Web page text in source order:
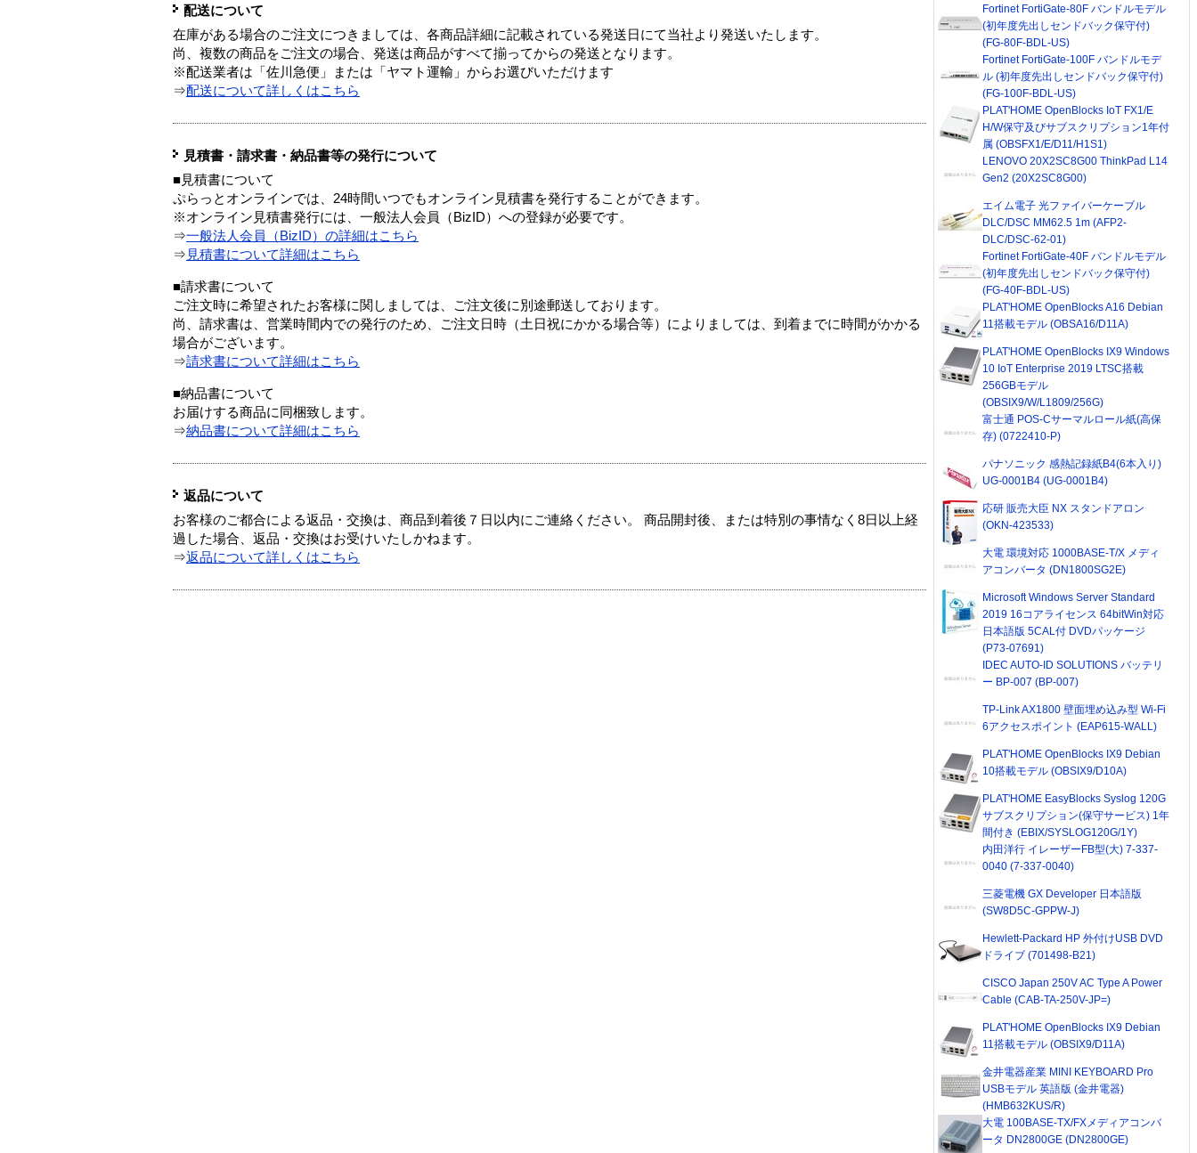
配送について
在庫がある場合のご注文につきましては、各商品詳細に記載されている発送日にて当社より発送いたします。
尚、複数の商品をご注文の場合、発送は商品がすべて揃ってからの発送となります。
※配送業者は「佐川急便」または「ヤマト運輸」からお選びいただけます
⇒配送について詳しくはこちら
見積書・請求書・納品書等の発行について
■見積書について
ぷらっとオンラインでは、24時間いつでもオンライン見積書を発行することができます。
※オンライン見積書発行には、一般法人会員（BizID）への登録が必要です。
⇒一般法人会員（BizID）の詳細はこちら
⇒ 見積書について詳細はこちら
■請求書について
ご注文時に希望されたお客様に関しましては、ご注文後に別途郵送しております。
尚、請求書は、営業時間内での発行のため、ご注文日時（土日祝にかかる場合等）によりましては、到着までに時間がかかる
場合がございます。
⇒請求書について詳細はこちら
■納品書について
お届けする商品に同梱致します。
⇒納品書について詳細はこちら
返品について
お客様のご都合による返品・交換は、商品到着後７日以内にご連絡ください。 商品開封後、または特別の事情なく8日以上経
過した場合、返品・交換はお受けいたしかねます。
⇒返品について詳しくはこちら
Fortinet FortiGate-80F バンドルモデル
(初年度先出しセンドバック保守付)
(FG-80F-BDL-US)
Fortinet FortiGate-100F バンドルモデ
ル (初年度先出しセンドバック保守付)
(FG-100F-BDL-US)
PLAT'HOME OpenBlocks IoT FX1/E
H/W保守及びサブスクリプション1年付
属 (OBSFX1/E/D11/H1S1)
LENOVO 20X2SC8G00 ThinkPad L14
Gen2 (20X2SC8G00)
エイム電子 光ファイバーケーブル
DLC/DSC MM62.5 1m (AFP2-
DLC/DSC-62-01)
Fortinet FortiGate-40F バンドルモデル
(初年度先出しセンドバック保守付)
(FG-40F-BDL-US)
PLAT'HOME OpenBlocks A16 Debian
11搭載モデル (OBSA16/D11A)
PLAT'HOME OpenBlocks IX9 Windows
10 IoT Enterprise 2019 LTSC搭載
256GBモデル
(OBSIX9/W/L1809/256G)
富士通 POS-Cサーマルロール紙(高保
存) (0722410-P)
パナソニック 感熱記録紙B4(6本入り)
UG-0001B4 (UG-0001B4)
応研 販売大臣 NX スタンドアロン
(OKN-423533)
大電 環境対応 1000BASE-T/X メディ
アコンバータ (DN1800SG2E)
Microsoft Windows Server Standard
2019 16コアライセンス 64bitWin対応
日本語版 5CAL付 DVDパッケージ
(P73-07691)
IDEC AUTO-ID SOLUTIONS バッテリ
ー BP-007 (BP-007)
TP-Link AX1800 壁面埋め込み型 Wi-Fi
6アクセスポイント (EAP615-WALL)
PLAT'HOME OpenBlocks IX9 Debian
10搭載モデル (OBSIX9/D10A)
PLAT'HOME EasyBlocks Syslog 120G
サブスクリプション(保守サービス) 1年
間付き (EBIX/SYSLOG120G/1Y)
内田洋行 イレーザーFB型(大) 7-337-
0040 (7-337-0040)
三菱電機 GX Developer 日本語版
(SW8D5C-GPPW-J)
Hewlett-Packard HP 外付けUSB DVD
ドライブ (701498-B21)
CISCO Japan 250V AC Type A Power
Cable (CAB-TA-250V-JP=)
PLAT'HOME OpenBlocks IX9 Debian
11搭載モデル (OBSIX9/D11A)
金井電器産業 MINI KEYBOARD Pro
USBモデル 英語版 (金井電器)
(HMB632KUS/R)
大電 100BASE-TX/FXメディアコンバ
ータ DN2800GE (DN2800GE)